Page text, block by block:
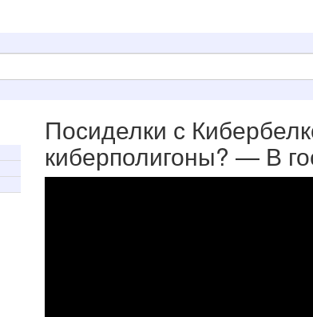
Посиделки с
киберполигоны? — В